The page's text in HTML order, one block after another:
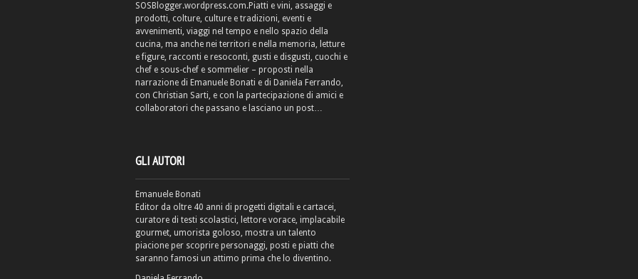
SOSBlogger.wordpress.com.Piatti e vini, assaggi e
prodotti, colture, culture e tradizioni, eventi e
avvenimenti, viaggi nel tempo e nello spazio della
cucina, ma anche nei territori e nella memoria, letture
e figure, racconti e resoconti, gusti e disgusti, cuochi e
chef e sous-chef e sommelier – proposti nella
narrazione di Emanuele Bonati e di Daniela Ferrando,
con Christian Sarti, e con la partecipazione di amici e
collaboratori che passano e lasciano un post…
GLI AUTORI
Emanuele Bonati
Editor da oltre 40 anni di progetti digitali e cartacei,
curatore di testi scolastici, lettore vorace, implacabile
gourmet, umorista goloso, mostra un talento
piacione per scoprire personaggi, posti e piatti che
saranno famosi un attimo prima che lo diventino.